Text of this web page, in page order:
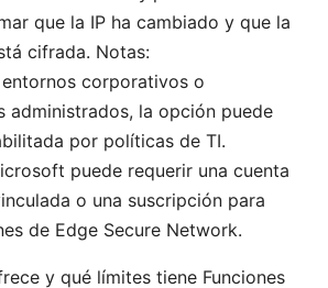
que la IP ha cambiado y que la
cifrada. Notas:
entornos corporativos o
administrados, la opción puede
por políticas de TI.
puede requerir una cuenta
o una suscripción para
de Edge Secure Network.
y qué límites tiene Funciones